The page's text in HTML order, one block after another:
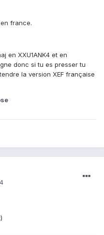
france.
en XXU1ANK4 et en
donc si tu es presser tu
la version XEF française